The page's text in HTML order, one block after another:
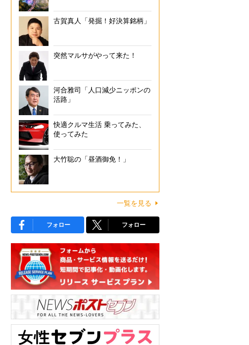
古賀真人「発掘！好決算銘柄」
突然マルサがやって来た！
河合雅司「人口減少ニッポンの
活路」
快適クルマ生活 乗ってみた、
使ってみた
大竹聡の「昼酒御免！」
一覧を見る
フォロー フォロー